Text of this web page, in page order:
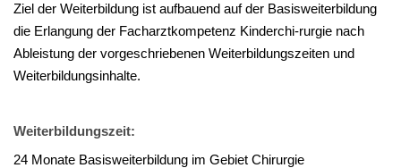
Ziel der Weiterbildung ist aufbauend auf der Basisweiterbildung
die Erlangung der Facharztkompetenz Kinderchi-rurgie nach
Ableistung der vorgeschriebenen Weiterbildungszeiten und
Weiterbildungsinhalte.
Weiterbildungszeit:
24 Monate Basisweiterbildung im Gebiet Chirurgie